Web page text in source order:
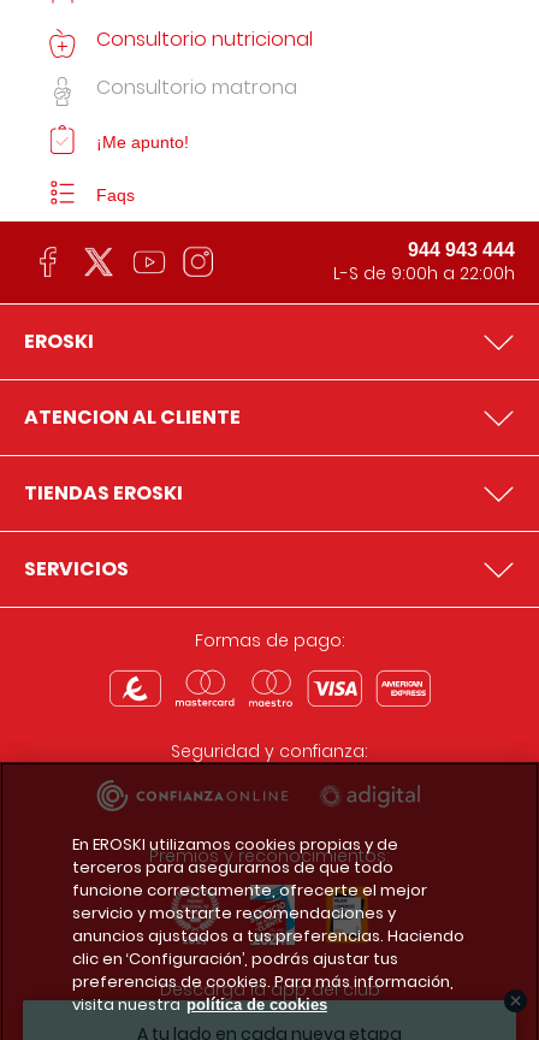
A tu lado en cada nueva etapa
Consultorio nutricional
Consultorio matrona
¡Me apunto!
Faqs
944 943 444
L-S de 9:00h a 22:00h
EROSKI
ATENCION AL CLIENTE
TIENDAS EROSKI
SERVICIOS
Formas de pago:
Seguridad y confianza:
Premios y reconocimientos:
Descarga la app del club
En EROSKI utilizamos cookies propias y de
terceros para asegurarnos de que todo
funcione correctamente, ofrecerte el mejor
servicio y mostrarte recomendaciones y
anuncios ajustados a tus preferencias. Haciendo
clic en ‘Configuración’, podrás ajustar tus
preferencias de cookies. Para más información,
visita nuestra política de cookies